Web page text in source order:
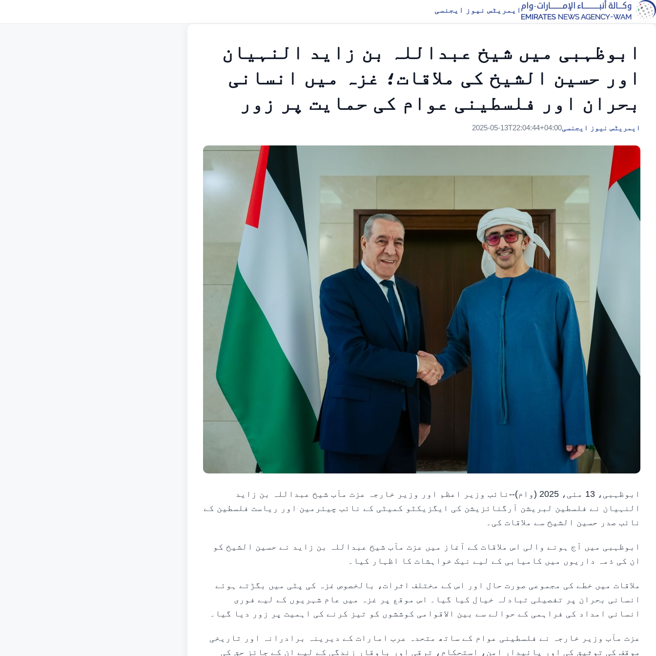
ایمریٹس نیوز ایجنسی
ابوظہبی میں شیخ عبداللہ بن زاید النہیان
اور حسین الشیخ کی ملاقات؛ غزہ میں انسانی
بحران اور فلسطینی عوام کی حمایت پر زور
ایمریٹس نیوز ایجنسی2025-05-13T22:04:44+04:00
ابوظہبی، 13 مئی، 2025 (وام)--نائب وزیر اعظم اور وزیر خارجہ عزت مآب شیخ عبداللہ بن زاید
النہیان نے فلسطین لبریشن آرگنائزیشن کی ایگزیکٹو کمیٹی کے نائب چیئرمین اور ریاست فلسطین کے
نائب صدر حسین الشیخ سے ملاقات کی۔
ابوظہبی میں آج ہونے والی اس ملاقات کے آغاز میں عزت مآب شیخ عبداللہ بن زاید نے حسین الشیخ کو
ان کی ذمہ داریوں میں کامیابی کے لیے نیک خواہشات کا اظہار کیا۔
ملاقات میں خطے کی مجموعی صورت حال اور اس کے مختلف اثرات، بالخصوص غزہ کی پٹی میں بگڑتے ہوئے
انسانی بحران پر تفصیلی تبادلہ خیال کیا گیا۔ اس موقع پر غزہ میں عام شہریوں کے لیے فوری
انسانی امداد کی فراہمی کے حوالے سے بین الاقوامی کوششوں کو تیز کرنے کی اہمیت پر زور دیا گیا۔
عزت مآب وزیر خارجہ نے فلسطینی عوام کے ساتھ متحدہ عرب امارات کے دیرینہ برادرانہ اور تاریخی
موقف کی توثیق کی اور پائیدار امن، استحکام، ترقی اور باوقار زندگی کے لیے ان کے جائز حق کی